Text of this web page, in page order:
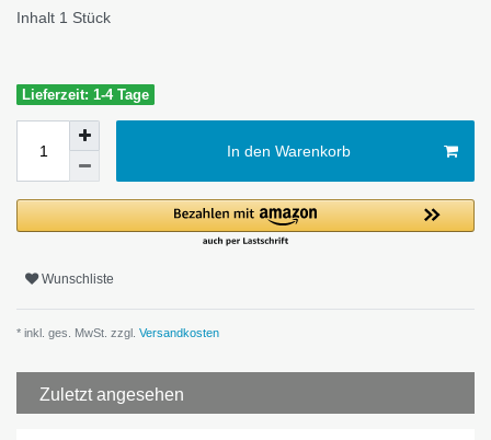
Inhalt 1 Stück
Lieferzeit: 1-4 Tage
In den Warenkorb
Wunschliste
* inkl. ges. MwSt. zzgl. Versandkosten
Zuletzt angesehen